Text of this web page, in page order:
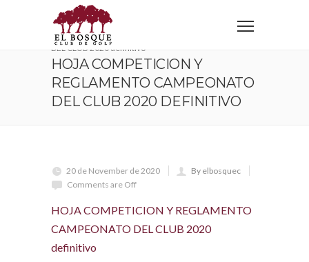
Home
HOJA COMPETICION Y REGLAMENTO CAMPEONATO
DEL CLUB 2020 definitivo
HOJA COMPETICION Y
REGLAMENTO CAMPEONATO
DEL CLUB 2020 DEFINITIVO
20 de November de 2020
By elbosquec
Comments are Off
HOJA COMPETICION Y REGLAMENTO
CAMPEONATO DEL CLUB 2020
definitivo